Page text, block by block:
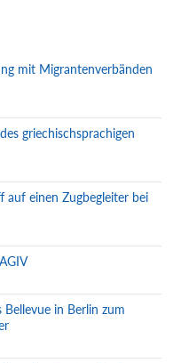
mit Migrantenverbänden
griechischsprachigen
auf einen Zugbegleiter bei
in Berlin zum